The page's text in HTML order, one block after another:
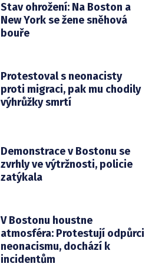
Stav ohrožení: Na Boston a
New York se žene sněhová
bouře
Protestoval s neonacisty
proti migraci, pak mu chodily
výhrůžky smrtí
Demonstrace v Bostonu se
zvrhly ve výtržnosti, policie
zatýkala
V Bostonu houstne
atmosféra: Protestují odpůrci
neonacismu, dochází k
incidentům